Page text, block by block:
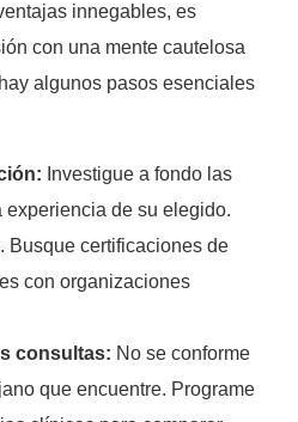
innegables, es
con una mente cautelosa
algunos pasos esenciales
Investigue a fondo las
de su elegido.
Busque certificaciones de
con organizaciones
consultas: No se conforme
que encuentre. Programe